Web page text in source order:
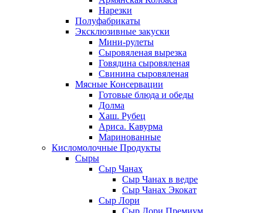
Нарезки
Полуфабрикаты
Эксклюзивные закуски
Мини-рулеты
Сыровяленая вырезка
Говядина сыровяленая
Свинина сыровяленая
Мясные Консервации
Готовые блюда и обеды
Долма
Хаш. Рубец
Ариса. Кавурма
Маринованные
Кисломолочные Продукты
Сыры
Сыр Чанах
Сыр Чанах в ведре
Сыр Чанах Экокат
Сыр Лори
Сыр Лори Премиум